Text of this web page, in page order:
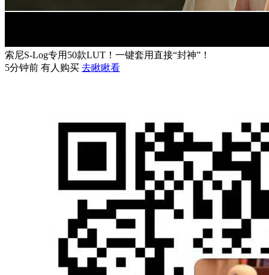
索尼S-Log专用50款LUT！一键套用直接“封神”！
5分钟前 有人购买 去瞅瞅看